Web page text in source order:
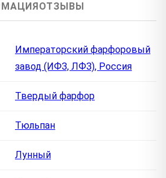
ОТЗЫВЫ
Императорский фарфоровый
завод (ИФЗ, ЛФЗ), Россия
Твердый фарфор
Тюльпан
Лунный